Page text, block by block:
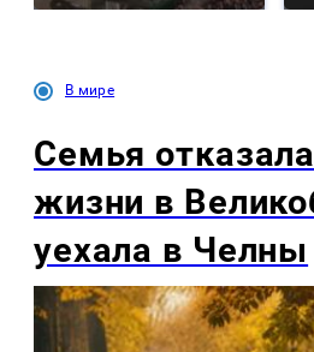
В мире
Семья
жизни в
уехала в Челны